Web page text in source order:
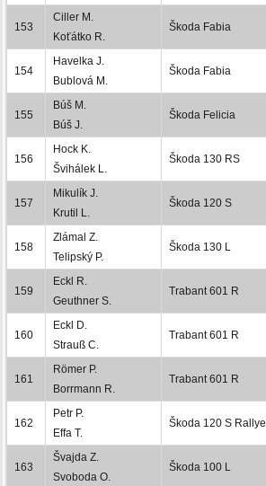
153
Ciller M.
Koťátko R.
Škoda Fabia
154
Havelka J.
Bublová M.
Škoda Fabia
155
Búš M.
Búš J.
Škoda Felicia
156
Hock K.
Švihálek L.
Škoda 130 RS
157
Mikulík J.
Krutil L.
Škoda 120 S
158
Zlámal Z.
Telipský P.
Škoda 130 L
159
Eckl R.
Geuthner S.
Trabant 601 R
160
Eckl D.
Strauß C.
Trabant 601 R
161
Römer P.
Borrmann R.
Trabant 601 R
162
Petr P.
Effa T.
Škoda 120 S Rallye
163
Švajda Z.
Svoboda O.
Škoda 100 L